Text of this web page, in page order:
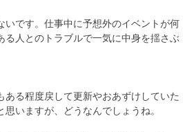
いです。仕事中に予想外のイベントが何
る人とのトラブルで一気に中身を揺さぶ
ある程度戻して更新やおあずけしていた
いますが、どうなんでしょうね。